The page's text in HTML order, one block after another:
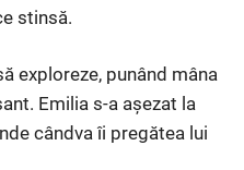
stinsă.
exploreze, punând mâna
Emilia s-a așezat la
cândva îi pregătea lui